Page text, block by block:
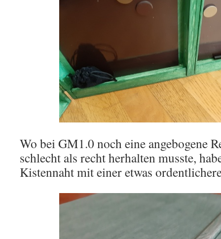
Wo bei GM1.0 noch eine angebogene
schlecht als recht herhalten musste,
Kistennaht mit einer etwas